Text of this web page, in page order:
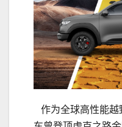
作为全球高性能越